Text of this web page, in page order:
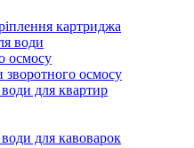
картриджа
води
осмосу
зворотного осмосу
для квартир
для кавоварок